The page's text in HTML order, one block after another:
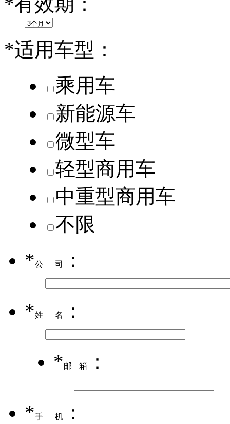
*适用车型：
乘用车
新能源车
微型车
轻型商用车
中重型商用车
不限
*公司 ：
*姓名 ：
*邮箱 ：
*手机 ：